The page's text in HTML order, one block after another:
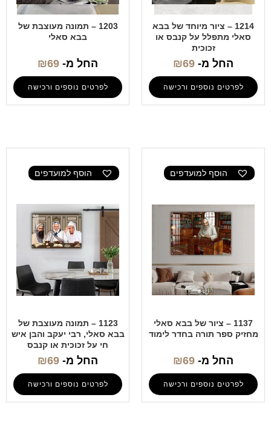
1214 – ציור מיוחד של בבא
סאלי מתפלל על קנבס או
זכוכית
החל מ- ₪69
לפרטים נוספים ורכישה
1203 – תמונה מעוצבת של
בבא סאלי
החל מ- ₪69
לפרטים נוספים ורכישה
הוסף למועדפים
1137 – ציור של בבא סאלי
מחזיק ספר תורה בחדר לימוד
החל מ- ₪69
לפרטים נוספים ורכישה
הוסף למועדפים
1123 – תמונה מעוצבת של
בבא סאלי, רבי יעקב והבן איש
חי על זכוכית או קנבס
החל מ- ₪69
לפרטים נוספים ורכישה